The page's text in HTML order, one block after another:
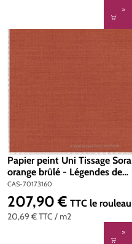
Papier peint Uni Tissage Sora
orange brûlé - Légendes de
Casamance | Réf. CAS-
70173160
CAS-70173160
20,69 €TTC / m2
Prix régulier :
207,90 € TTC le rouleau